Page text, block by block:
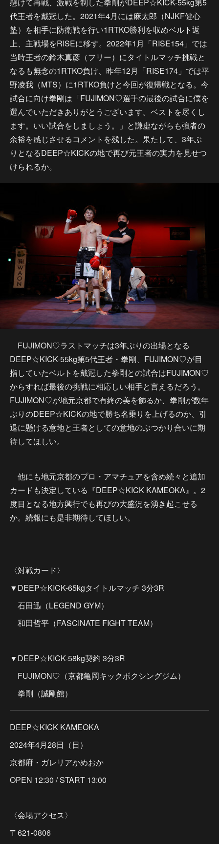
代王者を戴冠した。2021年4月には麻太郎（NJKF健心
塾）を相手に防衛戦を行い1RTKO勝利を収めベルト返
上、主戦場をRISEに移す。2022年1月「RISE154」では
当時王者の鈴木真彦（フリー）にタイトルマッチ挑戦と
なるも無念の1RTKO負け、昨年12月「RISE174」では平
野凌我（MTS）に1RTKO負けと今回が復帰戦となる。今
試合に向け拳剛は「FUJIMON♡選手の最後の試合に僕を
選んでいただきありがとうございます。ベストを尽くし
ます。いい試合をしましょう。」と謙虚ながらも強者の
余裕を感じさせるコメントを残した。果たして、3年ぶ
りとなるDEEP☆KICKの地で再び元王者の実力を見せつ
けられるか。
FUJIMON♡ラストマッチは3年ぶりの出場となる
DEEP☆KICK-55kg第5代王者・拳剛、FUJIMON♡が目
指していたベルトを戴冠した拳剛との試合はFUJIMON♡
からすれば最後の挑戦に相応しい相手と言えるだろう。
FUJIMON♡が地元京都で有終の美を飾るか、拳剛が数年
ぶりのDEEP☆KICKの地で勝ち名乗りを上げるのか、引
退に懸ける意地と王者としての意地のぶつかり合いに期
待してほしい。
他にも地元京都のプロ・アマチュアを含め続々と追加
カードも決定している『DEEP☆KICK KAMEOKA』。2
度目となる地方興行でも再びの大盛況を湧き起こせる
か。続報にも是非期待してほしい。
〈対戦カード〉
▼DEEP☆KICK-65kgタイトルマッチ 3分3R
石田迅（LEGEND GYM）
和田哲平（FASCINATE FIGHT TEAM）
▼DEEP☆KICK-58kg契約 3分3R
FUJIMON♡（京都亀岡キックボクシングジム）
拳剛（誠剛館）
DEEP☆KICK KAMEOKA
2024年4月28日（日）
京都府・ガレリアかめおか
OPEN 12:30 / START 13:00
〈会場アクセス〉
〒621-0806